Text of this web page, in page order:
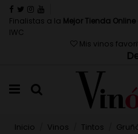
Finalistas a la Mejor Tienda
IWC
Mis vinos
Inicio Vinos Tintos